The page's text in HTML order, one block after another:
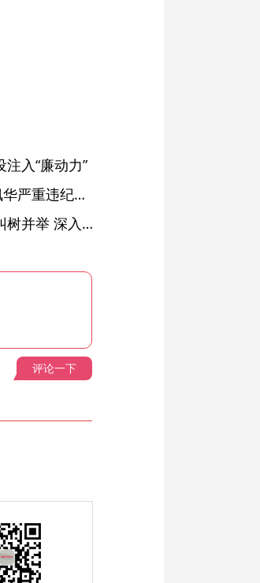
入“廉动力”
绩溪县长安镇原党委副书记、镇长程枫华严重违纪违法被开除党籍和公职
落实五次全会精神见行动丨查治一体 纠树并举 深入推进风腐同查同治
评论一下